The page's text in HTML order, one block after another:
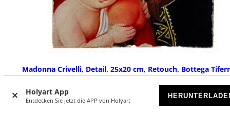
Holyart App
Entdecken Sie jetzt die APP von Holyart
Madonna Crivelli, Detail, 25x20 cm, Retouch, Bottega